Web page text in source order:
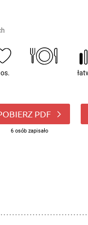
PDF
6 osób zapisało